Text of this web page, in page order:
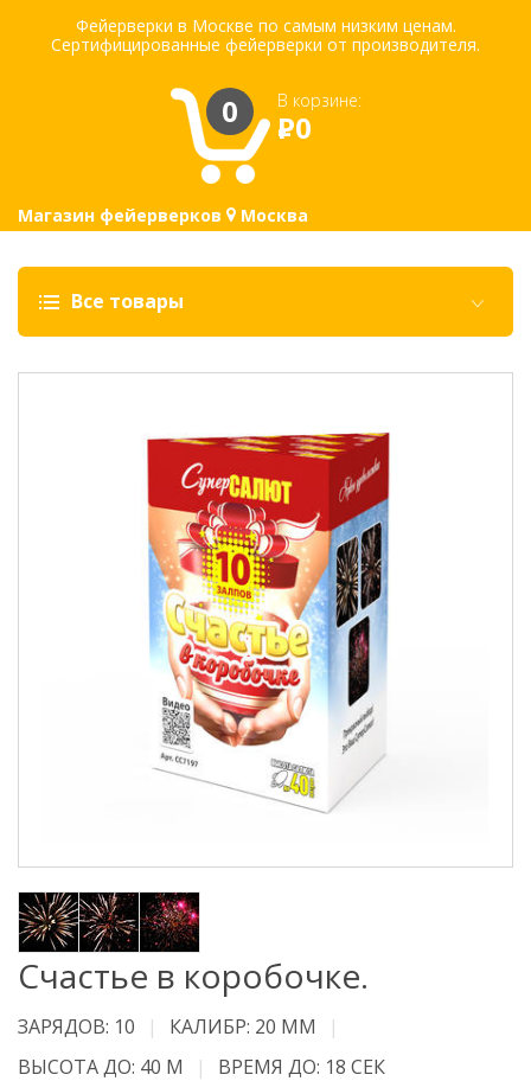
Фейерверки в Москве по самым низким ценам.
Сертифицированные фейерверки от производителя.
0 В корзине:
Р0
Магазин фейерверков Москва
Все товары
Счастье в коробочке.
ЗАРЯДОВ: 10
КАЛИБР: 20 ММ
ВЫСОТА ДО: 40 М
ВРЕМЯ ДО: 18 СЕК